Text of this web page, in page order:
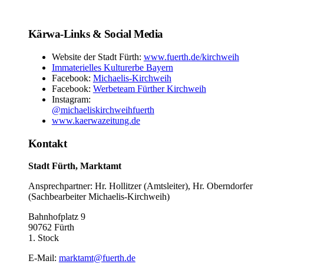
Kärwa-Links & Social Media
Website der Stadt Fürth: www.fuerth.de/kirchweih
Immaterielles Kulturerbe Bayern
Facebook: Michaelis-Kirchweih
Facebook: Werbeteam Fürther Kirchweih
Instagram:
@michaeliskirchweihfuerth
www.kaerwazeitung.de
Kontakt
Stadt Fürth, Marktamt
Ansprechpartner: Hr. Hollitzer (Amtsleiter), Hr. Oberndorfer
(Sachbearbeiter Michaelis-Kirchweih)
Bahnhofplatz 9
90762 Fürth
1. Stock
E-Mail: marktamt@fuerth.de